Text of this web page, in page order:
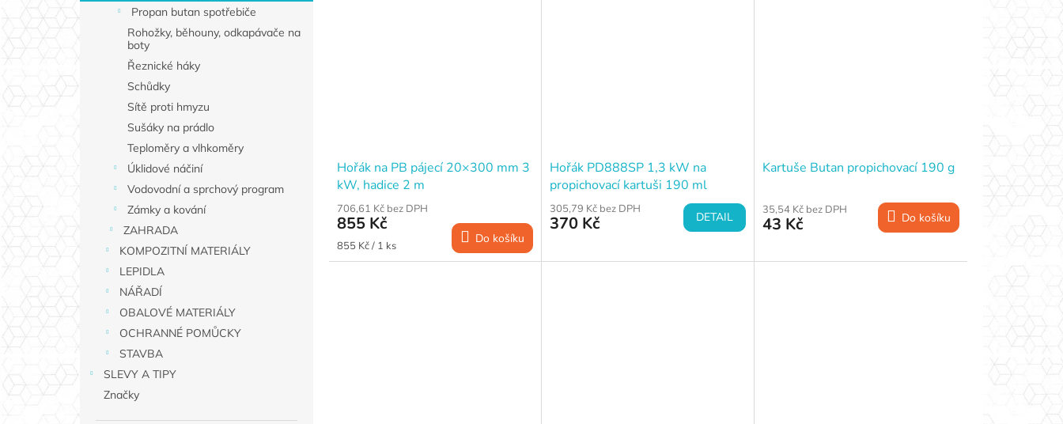
Propan butan spotřebiče
Rohožky, běhouny, odkapávače na
boty
Řeznické háky
Schůdky
Sítě proti hmyzu
Sušáky na prádlo
Teploměry a vlhkoměry
Úklidové náčiní
Vodovodní a sprchový program
Zámky a kování
ZAHRADA
KOMPOZITNÍ MATERIÁLY
LEPIDLA
NÁŘADÍ
OBALOVÉ MATERIÁLY
OCHRANNÉ POMŮCKY
STAVBA
SLEVY A TIPY
Značky
Hořák na PB pájecí 20×300 mm 3
kW, hadice 2 m
706,61 Kč bez DPH
855 Kč
Měrná
cena:
855 Kč / 1 ks Do košíku
Hořák PD888SP 1,3 kW na
propichovací kartuši 190 ml
305,79 Kč bez DPH
370 Kč DETAIL
Kartuše Butan propichovací 190 g
35,54 Kč bez DPH
43 Kč Do košíku